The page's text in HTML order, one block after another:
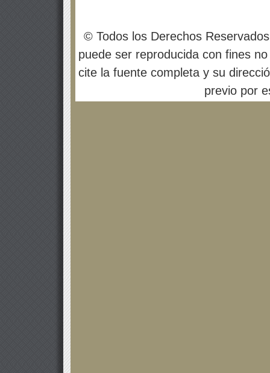
© Todos los Derechos
puede ser reproducida con fines
cite la fuente completa y su
previo por